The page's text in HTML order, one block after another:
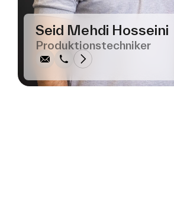
Seid Mehdi Hosseini
Produktionstechniker
SchreibenKopieren
AnrufenKopieren